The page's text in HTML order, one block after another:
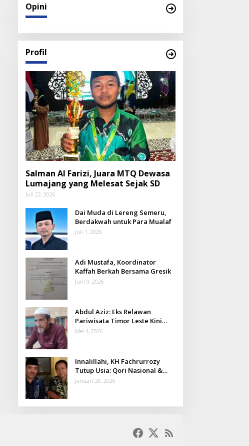
Opini
Profil
Salman Al Farizi, Juara MTQ Dewasa
Lumajang yang Melesat Sejak SD
Juli 22, 2026
Dai Muda di Lereng Semeru,
Berdakwah untuk Para Mualaf
Juli 1, 2026
Adi Mustafa, Koordinator
Kaffah Berkah Bersama Gresik
Juni 9, 2026
Abdul Aziz: Eks Relawan
Pariwisata Timor Leste Kini
Takmir Kalisat
Mei 4, 2026
Innalillahi, KH Fachrurrozy
Tutup Usia: Qori Nasional &
Mantan Kadis Kemenag yang
Januari 26, 2026